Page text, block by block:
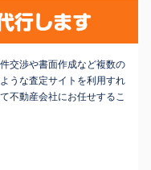
交渉や書面作成など複数の
うな査定サイトを利用すれ
不動産会社にお任せするこ